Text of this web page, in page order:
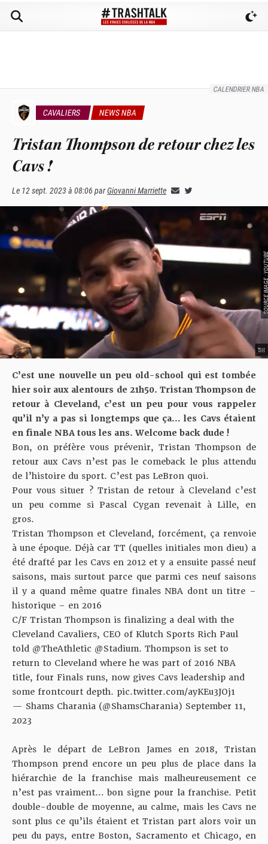
CALENDRIER NBA
CAVALIERS NEWS NBA
Tristan Thompson de retour chez les
Cavs !
Le 12 sept. 2023 à 08:06 parGiovanni Marriette
SOURCE
C’est une nouvelle un peu old-school qui est tombée
hier soir aux alentours de 21h50. Tristan Thompson de
retour à Cleveland, c’est un peu pour vous rappeler
qu’il n’y a pas si longtemps que ça… les Cavs étaient
en finale NBA tous les ans. Welcome back dude !
Bon, on préfère vous prévenir, Tristan Thompson de
retour aux Cavs n’est pas le comeback le plus attendu
de l’histoire du sport. C’est pas LeBron quoi.
Pour vous situer ? Tristan de retour à Cleveland c’est
un peu comme si Pascal Cygan revenait à Lille, en
gros.
Tristan Thompson et Cleveland, forcément, ça renvoie
à une époque. Déjà car TT (quelles initiales mon dieu) a
été drafté par les Cavs en 2012 et y a ensuite passé neuf
saisons, mais surtout parce que parmi ces neuf saisons
il y a quand même quatre finales NBA dont un titre –
historique – en 2016
C/F Tristan Thompson is finalizing a deal with the
Cleveland Cavaliers, CEO of Klutch Sports Rich Paul
told @TheAthletic @Stadium. Thompson is set to
return to Cleveland where he was part of 2016 NBA
title, four Finals runs, now gives Cavs leadership and
some frontcourt depth. pic.twitter.com/ayKEu3JOj1
— Shams Charania (@ShamsCharania) September 11,
2023
Après le départ de LeBron James en 2018, Tristan
Thompson prend encore un peu plus de place dans la
hiérarchie de la franchise mais malheureusement ce
n’est pas vraiment… bon signe pour la franchise. Petit
double-double de moyenne, au calme, mais les Cavs ne
sont plus ce qu’ils étaient et Tristan part alors voir un
peu du pays, entre Boston, Sacramento et Chicago, en